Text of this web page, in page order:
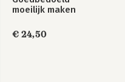
moeilijk maken
€ 24,50